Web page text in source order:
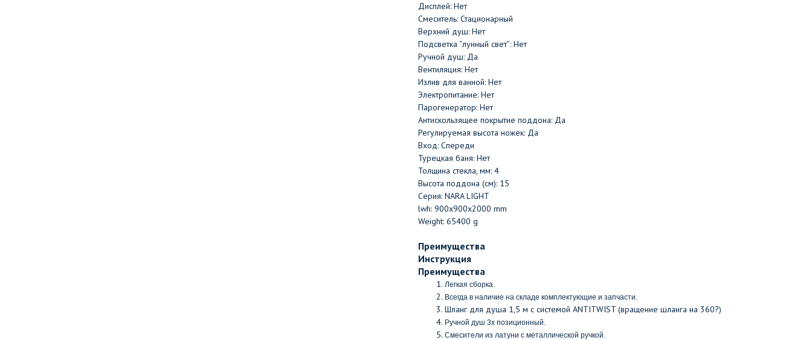
Дисплей: Нет
Смеситель: Стационарный
Верхний душ: Нет
Подсветка “лунный свет”: Нет
Ручной душ: Да
Вентиляция: Нет
Излив для ванной: Нет
Электропитание: Нет
Парогенератор: Нет
Антискользящее покрытие поддона: Да
Регулируемая высота ножек: Да
Вход: Спереди
Турецкая баня: Нет
Толщина стекла, мм: 4
Высота поддона (см): 15
Серия: NARA LIGHT
lwh: 900x900x2000 mm
Weight: 65400 g
Преимущества
Инструкция
Преимущества
Легкая сборка.
Всегда в наличие на складе комплектующие и запчасти.
Шланг для душа 1,5 м с системой ANTITWIST (вращение шланга на 360?)
Ручной душ 3х позиционный.
Смесители из латуни с металлической ручкой.